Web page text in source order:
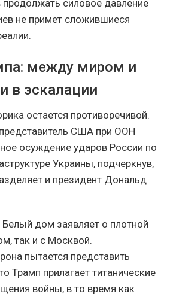
продолжать силовое давление
не примет сложившиеся
между миром и
в эскалации
остается противоречивой.
США при ООН
осуждение ударов России по
Украины, подчеркнув,
и президент Дональд
дом заявляет о плотной
так и с Москвой.
пытается представить
Трамп прилагает титанические
войны, в то время как